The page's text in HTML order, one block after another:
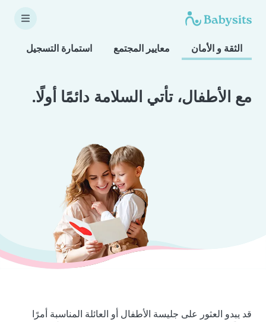
الثقة و الأمان معايير المجتمع استمارة التسجيل
مع الأطفال، تأتي السلامة دائمًا أولًا.
قد يبدو العثور على جليسة الأطفال أو العائلة المناسبة أمرًا